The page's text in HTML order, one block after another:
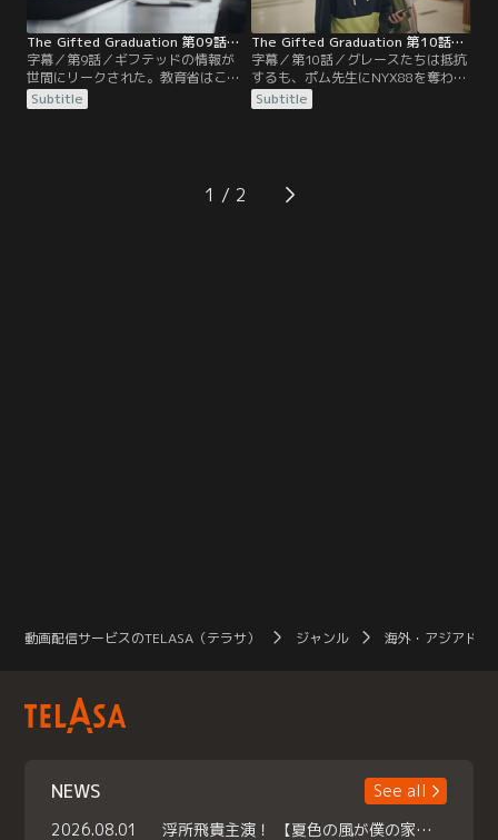
The Gifted Graduation 第09話／字幕
字幕／第9話／ギフテッドの情報が
世間にリークされた。教育省はこれ
を機に特殊能力の存在を公にし、ギ
フテッドを一層活用することを目的
に賛成し教育省側についたプンと、
反対しパンと行動を共にするウェー
Subtitle
The Gifted Graduation 第10話／字幕
字幕／第10話／グレースたちは抵抗
するも、ポム先生にNYX88を奪わ
れ、記憶を消されてしまう。一方、
会見の場にいたのは教育省の大臣で
に校長が教育省をねじ伏せ、長年の
夢を実現したのだった。
Subtitle
1
動画配信サービスのTELASA（テラサ） ジャンル 海外・アジアドラ
NEWS
See all
2026.08.01
浮所飛貴主演！ 【夏色の風が僕の家にやってきた】 本日よりテラサで独占配信スタート！